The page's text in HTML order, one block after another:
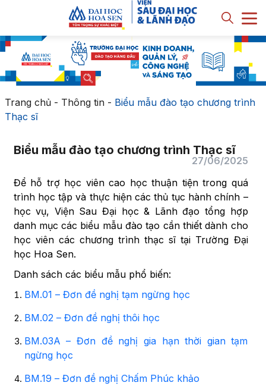
Trang chủ- Thông tin- Biểu mẫu đào tạo chương trình
Thạc sĩ
Biểu mẫu đào tạo chương trình Thạc sĩ
27/06/2025
Để hỗ trợ học viên cao học thuận tiện trong quá
trình học tập và thực hiện các thủ tục hành chính –
học vụ, Viện Sau Đại học & Lãnh đạo tổng hợp
danh mục các biểu mẫu đào tạo cần thiết dành cho
học viên các chương trình thạc sĩ tại Trường Đại
học Hoa Sen.
Danh sách các biểu mẫu phổ biến:
BM.01 – Đơn đề nghị tạm ngừng học
BM.02 – Đơn đề nghị thôi học
BM.03A – Đơn đề nghị gia hạn thời gian tạm
ngừng học
BM.19 – Đơn đề nghị Chấm Phúc khảo